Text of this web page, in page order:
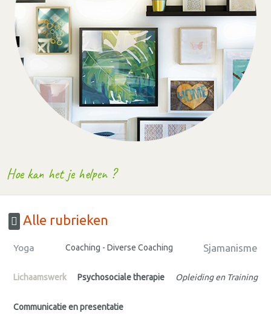
Hoe kan het je helpen ?
Alle rubrieken
Yoga Coaching - Diverse Coaching Sjamanisme
Lichaamswerk Psychosociale therapie Opleiding en Training
Communicatie en presentatie